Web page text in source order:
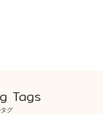
Tags
グ